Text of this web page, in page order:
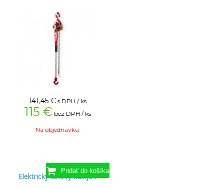
141,45 € s DPH / ks
115 € bez DPH / ks
Na objednávku
Elektrický lanový navijak